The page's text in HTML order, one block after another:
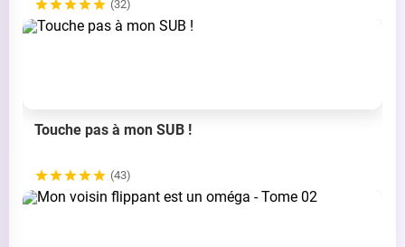
(32)
Touche pas à mon SUB !
(43)